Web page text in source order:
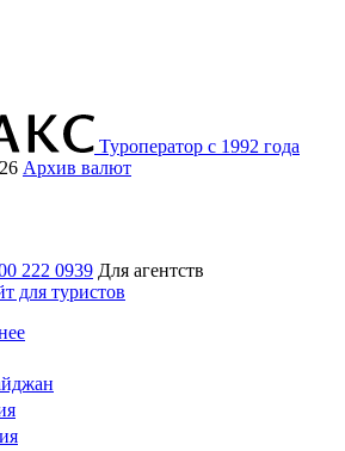
Туроператор с 1992 года
Архив валют
222 0939 Для агентств
для туристов